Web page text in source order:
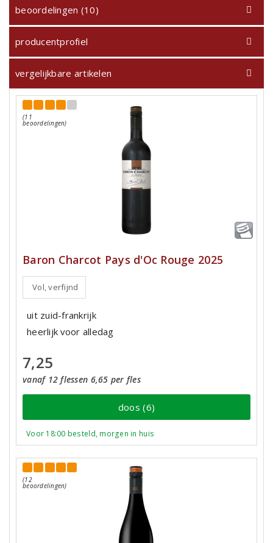
beoordelingen (10)
producentprofiel
vergelijkbare artikelen
(11
beoordelingen)
Baron Charcot Pays d'Oc Rouge 2025
Vol, verfijnd
uit zuid-frankrijk
heerlijk voor alledag
7,25
vanaf 12 flessen 6,65 per fles
doos (6)
Voor 18:00 besteld, morgen in huis
(12
beoordelingen)